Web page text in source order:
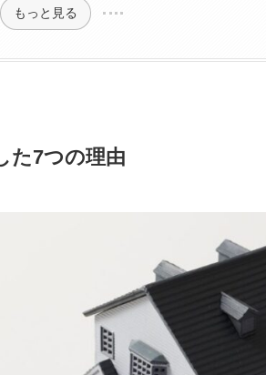
もっと見る
た7つの理由